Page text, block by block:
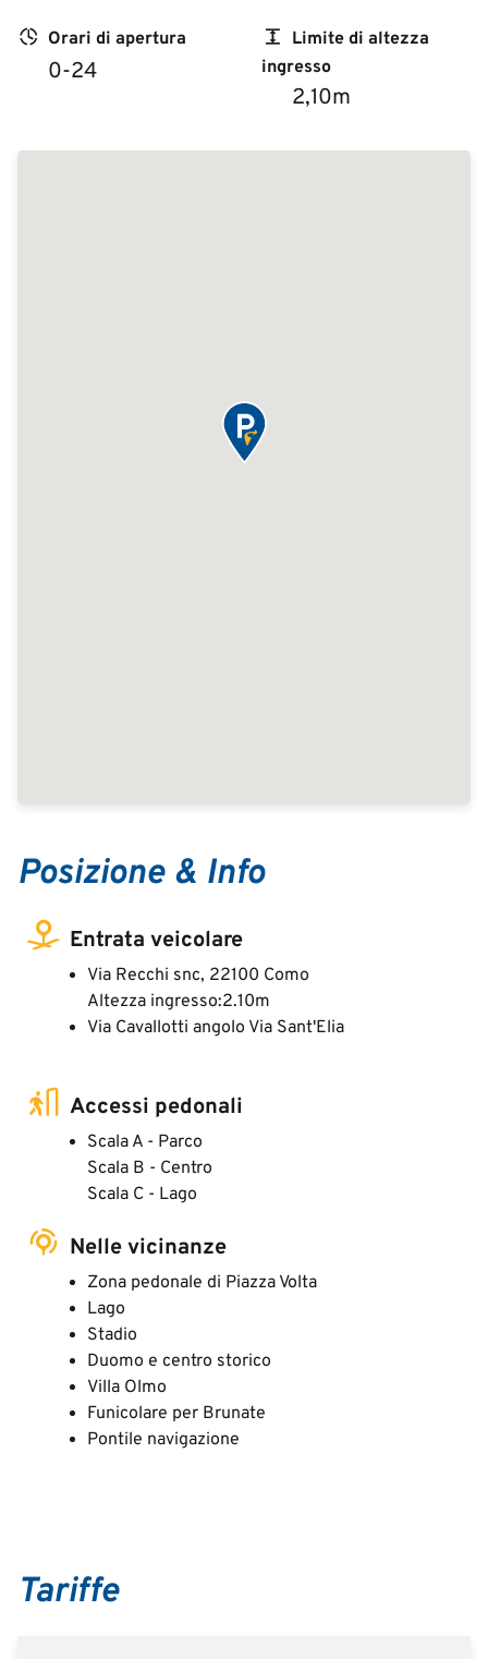
Orari di apertura
0-24
Limite di altezza
ingresso
2,10m
Posizione & Info
Entrata veicolare
Via Recchi snc, 22100 Como
Altezza ingresso:2.10m
Via Cavallotti angolo Via Sant'Elia
Accessi pedonali
Scala A - Parco
Scala B - Centro
Scala C - Lago
Nelle vicinanze
Zona pedonale di Piazza Volta
Lago
Stadio
Duomo e centro storico
Villa Olmo
Funicolare per Brunate
Pontile navigazione
Tariffe